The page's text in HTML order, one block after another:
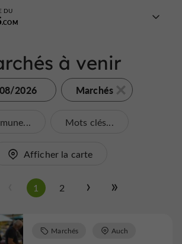
DU
à venir
2026 Marchés
Mots clés...
Afficher la carte
1 2
Marchés Auch